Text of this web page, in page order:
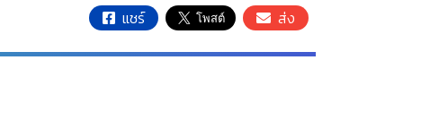
แชร์ ส่ง